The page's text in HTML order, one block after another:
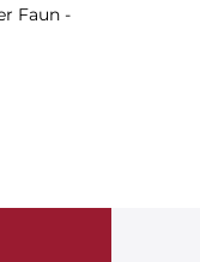
Faun -